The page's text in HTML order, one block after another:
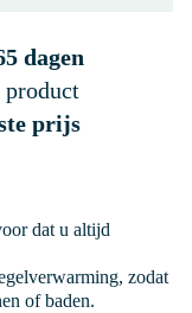
dagen
prijs
dat u altijd
zodat
of baden.